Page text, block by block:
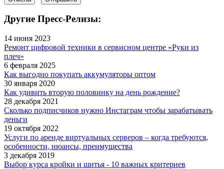
Другие Пресс-Релизы:
14 июня 2023
Ремонт цифровой техники в сервисном центре «Руки из
плеч»
6 февраля 2025
Как выгодно покупать аккумуляторы оптом
30 января 2020
Как удивить вторую половинку на день рождение?
28 декабря 2021
Сколько подписчиков нужно Инстаграм чтобы зарабатывать
деньги
19 октября 2022
Услуги по аренде виртуальных серверов – когда требуются,
особенности, нюансы, преимущества
3 декабря 2019
Выбор курса кройки и шитья - 10 важных критериев